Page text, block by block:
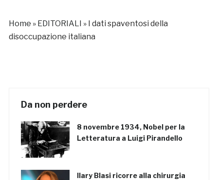
Home » EDITORIALI » I dati spaventosi della
disoccupazione italiana
Da non perdere
8 novembre 1934, Nobel per la
Letteratura a Luigi Pirandello
Ilary Blasi ricorre alla chirurgia